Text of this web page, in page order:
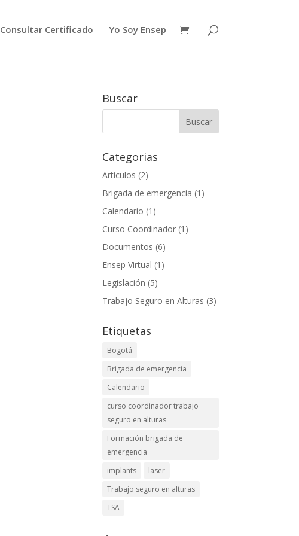
Consultar Certificado Yo Soy Ensep
Buscar
Categorias
Artículos (2)
Brigada de emergencia (1)
Calendario (1)
Curso Coordinador (1)
Documentos (6)
Ensep Virtual (1)
Legislación (5)
Trabajo Seguro en Alturas (3)
Etiquetas
Bogotá
Brigada de emergencia
Calendario
curso coordinador trabajo
seguro en alturas
Formación brigada de
emergencia
implants
laser
Trabajo seguro en alturas
TSA